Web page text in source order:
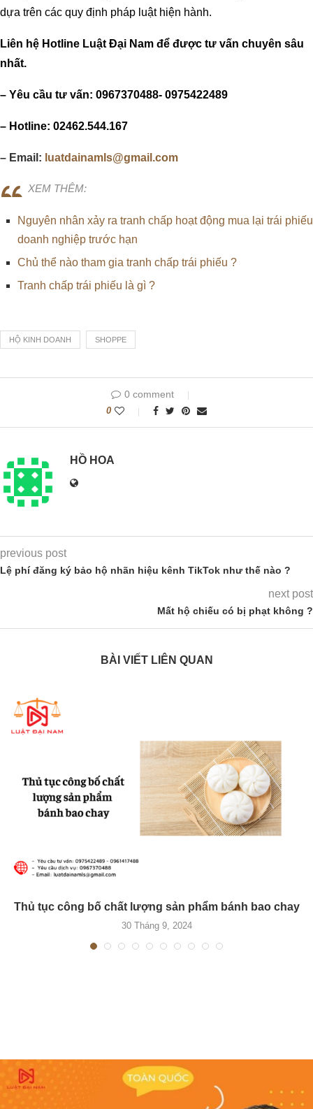
dựa trên các quy định pháp luật hiện hành.
Liên hệ Hotline Luật Đại Nam để được tư vấn chuyên sâu
nhất.
– Yêu cầu tư vấn: 0967370488- 0975422489
– Hotline: 02462.544.167
– Email: luatdainamls@gmail.com
XEM THÊM:
Nguyên nhân xảy ra tranh chấp hoạt động mua lại trái phiếu
doanh nghiệp trước hạn
Chủ thể nào tham gia tranh chấp trái phiếu ?
Tranh chấp trái phiếu là gì ?
HỘ KINH DOANH SHOPPE
0 comment
0
HỒ HOA
previous post
Lệ phí đăng ký bảo hộ nhãn hiệu kênh TikTok như thế nào ?
next post
Mất hộ chiếu có bị phạt không ?
BÀI VIẾT LIÊN QUAN
Thủ tục công bố chất lượng sản phẩm bánh bao chay
30 Tháng 9, 2024